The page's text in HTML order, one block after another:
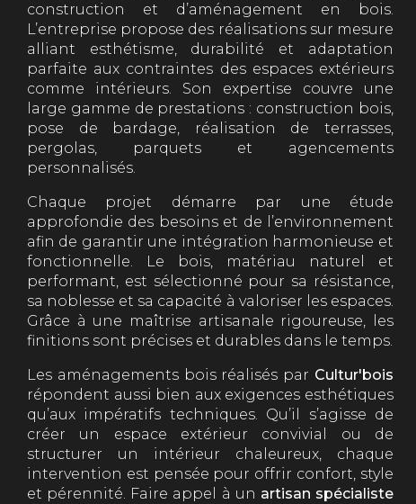
construction et d’aménagement en bois.
L’entreprise propose des réalisations sur mesure
alliant esthétisme, durabilité et adaptation
parfaite aux contraintes des espaces extérieurs
comme intérieurs. Son expertise couvre une
large gamme de prestations : construction bois,
pose de bardage, réalisation de terrasses,
pergolas, parquets et agencements
personnalisés.
Chaque projet démarre par une étude
approfondie des besoins et de l’environnement
afin de garantir une intégration harmonieuse et
fonctionnelle. Le bois, matériau naturel et
performant, est sélectionné pour sa résistance,
sa noblesse et sa capacité à valoriser les espaces.
Grâce à une maîtrise artisanale rigoureuse, les
finitions sont précises et durables dans le temps.
Les aménagements bois réalisés par Cultur'bois
répondent aussi bien aux exigences esthétiques
qu’aux impératifs techniques. Qu’il s’agisse de
créer un espace extérieur convivial ou de
structurer un intérieur chaleureux, chaque
intervention est pensée pour offrir confort, style
et pérennité. Faire appel à un artisan spécialiste